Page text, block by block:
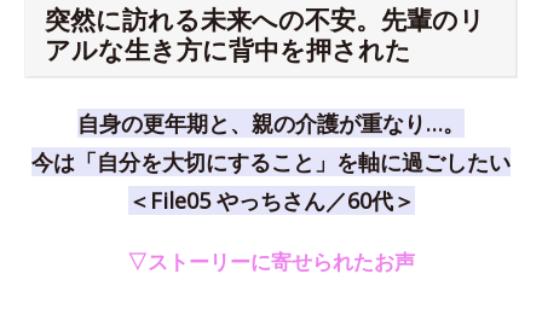
突然に訪れる未来への不安。先輩のリ
アルな生き方に背中を押された
自身の更年期と、親の介護が重なり…。
今は「自分を大切にすること」を軸に過ごしたい
＜File05 やっちさん／60代＞
▽ストーリーに寄せられたお声